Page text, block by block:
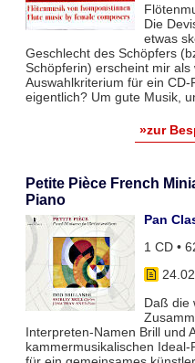
Die
etwas
Geschlecht des Schöpfers
Schöpferin) erscheint mir
Auswahlkriterium für ein
eigentlich? Um gute Musik,
»zur
Petite Pièce French
Piano
Pan
1 CD •
Daß die
Interpreten-Namen Brill und
kammermusikalischen